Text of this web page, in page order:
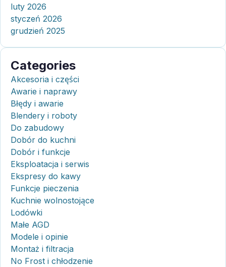
luty 2026
styczeń 2026
grudzień 2025
Categories
Akcesoria i części
Awarie i naprawy
Błędy i awarie
Blendery i roboty
Do zabudowy
Dobór do kuchni
Dobór i funkcje
Eksploatacja i serwis
Ekspresy do kawy
Funkcje pieczenia
Kuchnie wolnostojące
Lodówki
Małe AGD
Modele i opinie
Montaż i filtracja
No Frost i chłodzenie